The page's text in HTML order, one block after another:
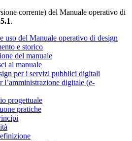
corrente) del Manuale operativo di
.
uso del Manuale operativo di design
e storico
del manuale
al manuale
per i servizi pubblici digitali
l’amministrazione digitale (e-
progettuale
pratiche